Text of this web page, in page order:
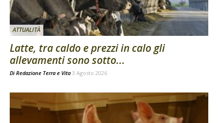
ATTUALITÀ
Latte, tra caldo e prezzi in calo gli
allevamenti sono sotto...
Di Redazione Terra e Vita 3 Agosto 2026